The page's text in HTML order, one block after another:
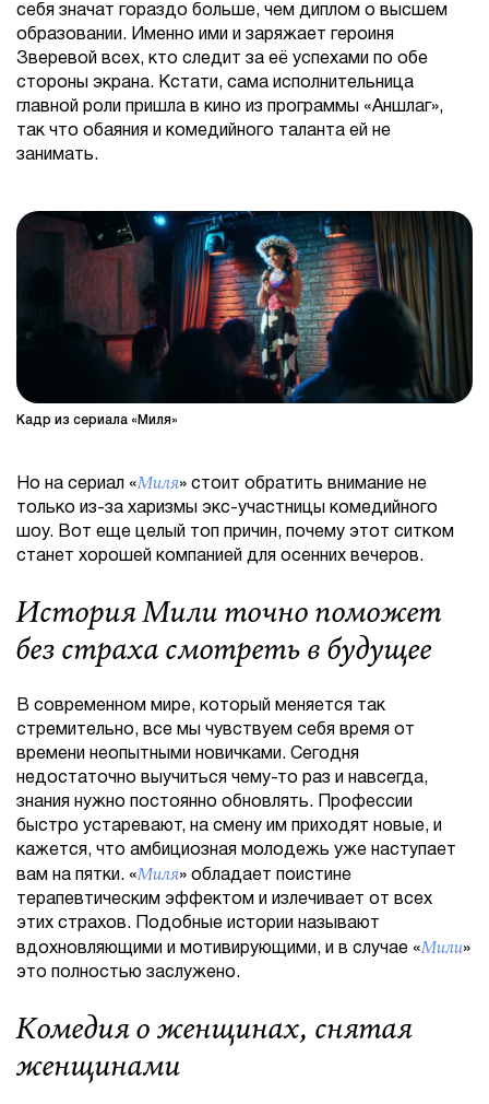
себя значат гораздо больше, чем диплом о высшем
образовании. Именно ими и заряжает героиня
Зверевой всех, кто следит за её успехами по обе
стороны экрана. Кстати, сама исполнительница
главной роли пришла в кино из программы «Аншлаг»,
так что обаяния и комедийного таланта ей не
занимать.
Кадр из сериала «Миля»
Но на сериал «Миля» стоит обратить внимание не
только из-за харизмы экс-участницы комедийного
шоу. Вот еще целый топ причин, почему этот ситком
станет хорошей компанией для осенних вечеров.
История Мили точно поможет
без страха смотреть в будущее
В современном мире, который меняется так
стремительно, все мы чувствуем себя время от
времени неопытными новичками. Сегодня
недостаточно выучиться чему-то раз и навсегда,
знания нужно постоянно обновлять. Профессии
быстро устаревают, на смену им приходят новые, и
кажется, что амбициозная молодежь уже наступает
вам на пятки. «Миля» обладает поистине
терапевтическим эффектом и излечивает от всех
этих страхов. Подобные истории называют
вдохновляющими и мотивирующими, и в случае «Мили»
это полностью заслужено.
Комедия о женщинах, снятая
женщинами